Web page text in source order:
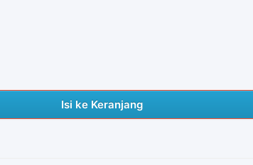
Isi ke Keranjang